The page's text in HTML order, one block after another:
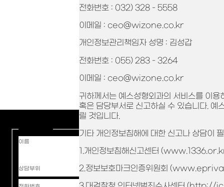
이름
상담부위
전화번호 : 032) 328 - 5558
이메일 : ceo@wizone.co.kr
개인정보관리책임자 성명 : 김성갑
전화번호 : 055) 283 - 3264
이메일 : ceo@wizone.co.kr
귀하께서는 예스성형외과의 서비스를 이
혹은 담당부서로 신고하실 수 있습니다. 예
릴 것입니다.
기타 개인정보침해에 대한 신고나 상담이
1.개인정보침해신고센터
2.정보보호마크인증위원회